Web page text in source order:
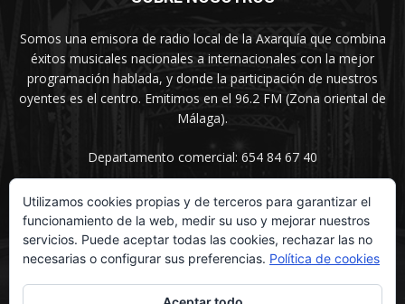
Somos una emisora de radio local de la Axarquía que combina
éxitos musicales nacionales a internacionales con la mejor
programación hablada, y donde la participación de nuestros
oyentes es el centro. Emitimos en el 96.2 FM (Zona oriental de
Málaga).
Departamento comercial: 654 84 67 40
SÍGUENOS
Utilizamos cookies propias y de terceros para garantizar el
funcionamiento de la web, medir su uso y mejorar nuestros
servicios. Puede aceptar todas las cookies, rechazar las no
necesarias o configurar sus preferencias. Política de cookies